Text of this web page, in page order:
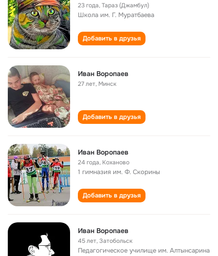
23 года,Тараз (Джамбул)
Школа им. Г. Муратбаева
Добавить в друзья
Иван Воропаев
27 лет, Минск
Добавить в друзья
Иван Воропаев
24 года, Коханово
1 гимназия им. Ф. Скорины
Добавить в друзья
Иван Воропаев
45 лет,Затобольск
Педагогическое училище им. Алтынсарина